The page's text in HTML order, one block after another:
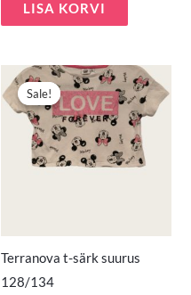
LISA KORVI
Sale!
Sale!
Terranova t-särk suurus
128/134
Algne
hind
oli:
3,00 €.
Praegune
hind
on:
1,50 €.